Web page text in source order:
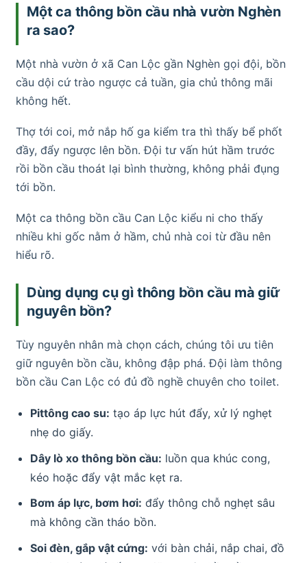
Một ca thông bồn cầu nhà vườn Nghèn
ra sao?
Một nhà vườn ở xã Can Lộc gần Nghèn gọi đội, bồn
cầu dội cứ trào ngược cả tuần, gia chủ thông mãi
không hết.
Thợ tới coi, mở nắp hố ga kiểm tra thì thấy bể phốt
đầy, đẩy ngược lên bồn. Đội tư vấn hút hầm trước
rồi bồn cầu thoát lại bình thường, không phải đụng
tới bồn.
Một ca thông bồn cầu Can Lộc kiểu ni cho thấy
nhiều khi gốc nằm ở hầm, chủ nhà coi từ đầu nên
hiểu rõ.
Dùng dụng cụ gì thông bồn cầu mà giữ
nguyên bồn?
Tùy nguyên nhân mà chọn cách, chúng tôi ưu tiên
giữ nguyên bồn cầu, không đập phá. Đội làm thông
bồn cầu Can Lộc có đủ đồ nghề chuyên cho toilet.
Pittông cao su: tạo áp lực hút đẩy, xử lý nghẹt
nhẹ do giấy.
Dây lò xo thông bồn cầu: luồn qua khúc cong,
kéo hoặc đẩy vật mắc kẹt ra.
Bơm áp lực, bơm hơi: đẩy thông chỗ nghẹt sâu
mà không cần tháo bồn.
Soi đèn, gắp vật cứng: với bàn chải, nắp chai, đồ